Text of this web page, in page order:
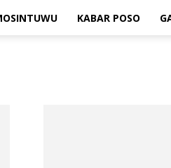
KABAR POSO